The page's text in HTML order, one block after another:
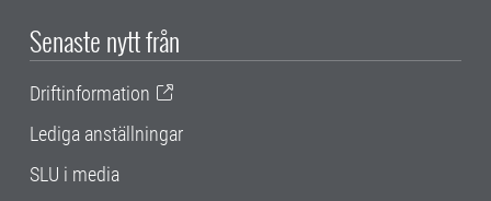
Senaste nytt från
Driftinformation
Lediga anställningar
SLU i media